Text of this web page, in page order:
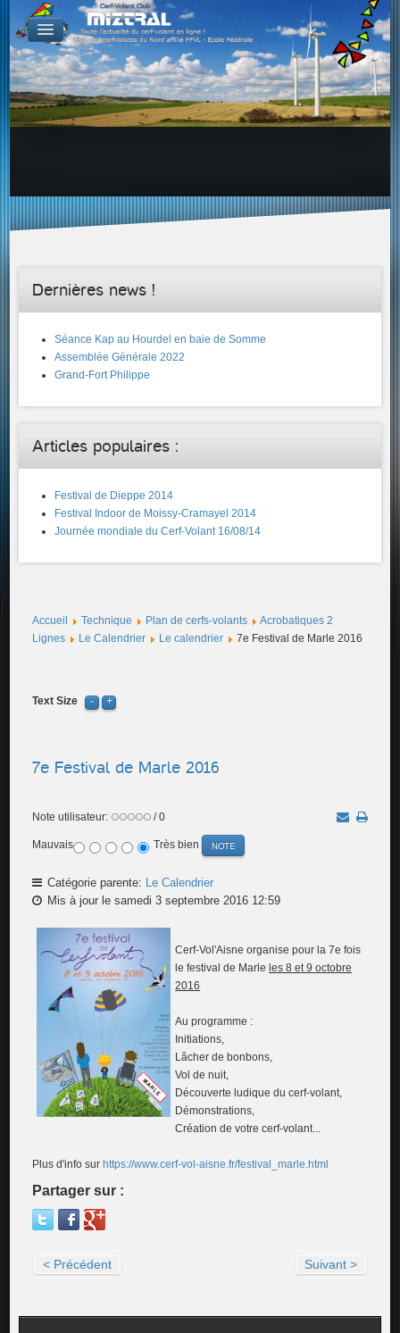
De par le monde
GALERIES
Galerie Photo
Galerie KAP
Galerie Vidéo
Proposer un lien sur votre site Web
Proposer un nouveau lien !
Dernières news !
Séance Kap au Hourdel en baie de Somme
Assemblée Générale 2022
Grand-Fort Philippe
Articles populaires :
Festival de Dieppe 2014
Festival Indoor de Moissy-Cramayel 2014
Journée mondiale du Cerf-Volant 16/08/14
Accueil Technique Plan de cerfs-volants
Acrobatiques 2
Lignes
Le Calendrier Le calendrier 7e Festival de Marle 2016
Text Size
7e Festival de Marle 2016
Note utilisateur: / 0
Mauvais Très bien
Catégorie parente: Le Calendrier
Mis à jour le samedi 3 septembre 2016 12:59
Cerf-Vol'Aisne organise pour la 7e fois
le festival de Marle les 8 et 9 octobre
2016
Au programme :
Initiations,
Lâcher de bonbons,
Vol de nuit,
Découverte ludique du cerf-volant,
Démonstrations,
Création de votre cerf-volant...
Plus d'info sur https://www.cerf-vol-aisne.fr/festival_marle.html
Partager sur :
< Précédent Suivant >